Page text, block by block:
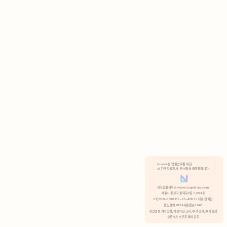
분석 쿠키 허용
Lawvot은 법률업무를 위한
AI 기반 자료조사 · 문서작성 플랫폼입니다.
안국법률사무소 www.anguklaw.com
서울시 종로구 율곡로2길 7, 304호
02)3210-3330 105-05-48527 대표 정희찬
통신판매 2024서울종로0248
개인정보 처리방침, 이용약관 고지, 쿠키 정책, 쿠키 설정
오픈소스 소프트웨어 공지